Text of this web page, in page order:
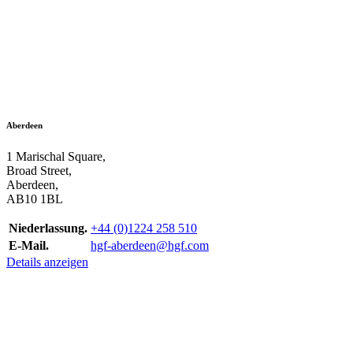
Aberdeen
1 Marischal Square,
Broad Street,
Aberdeen,
AB10 1BL
Niederlassung. +44 (0)1224 258 510
E-Mail.
hgf-aberdeen@hgf.com
Details anzeigen